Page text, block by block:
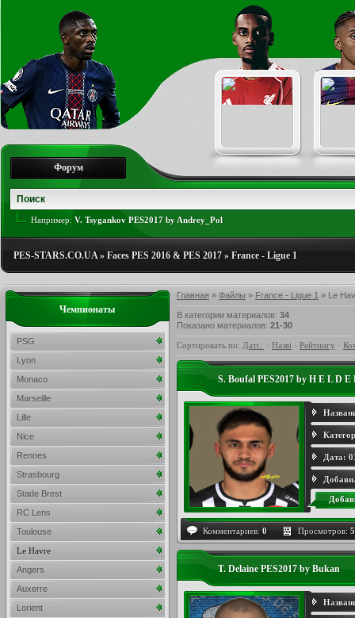
Форум
Например: V. Tsygankov PES2017 by Andrey_Pol
PES-STARS.CO.UA» Faces PES 2016 & PES 2017 » France - Ligue 1
Главная » Файлы » France - Ligue 1 » Le
В категории материалов: 34
Показано материалов: 21-30
Сортировать по: Даті · Назві · Рейтингу ·
S. Boufal PES2017 by H E L D E
Дата:
Комментариев: 0 Просмотров:
T. Delaine PES2017 by Bukan
Чемпионаты
PSG
Lyon
Monaco
Marseille
Lille
Nice
Rennes
Strasbourg
Stade Brest
RC Lens
Toulouse
Le Havre
Angers
Auxerre
Lorient